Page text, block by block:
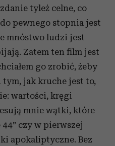
tyleż celne, co
pewnego stopnia jest
mnóstwo ludzi jest
Zatem ten film jest
go zrobić, żeby
jak kruche jest to,
wartości, kręgi
mnie wątki, które
czy w pierwszej
apokaliptyczne. Bez